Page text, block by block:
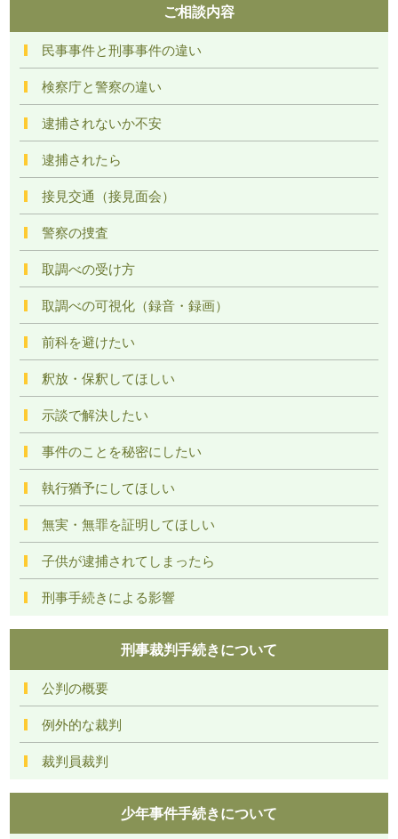
ご相談内容
民事事件と刑事事件の違い
検察庁と警察の違い
逮捕されないか不安
逮捕されたら
接見交通（接見面会）
警察の捜査
取調べの受け方
取調べの可視化（録音・録画）
前科を避けたい
釈放・保釈してほしい
示談で解決したい
事件のことを秘密にしたい
執行猶予にしてほしい
無実・無罪を証明してほしい
子供が逮捕されてしまったら
刑事手続きによる影響
刑事裁判手続きについて
公判の概要
例外的な裁判
裁判員裁判
少年事件手続きについて